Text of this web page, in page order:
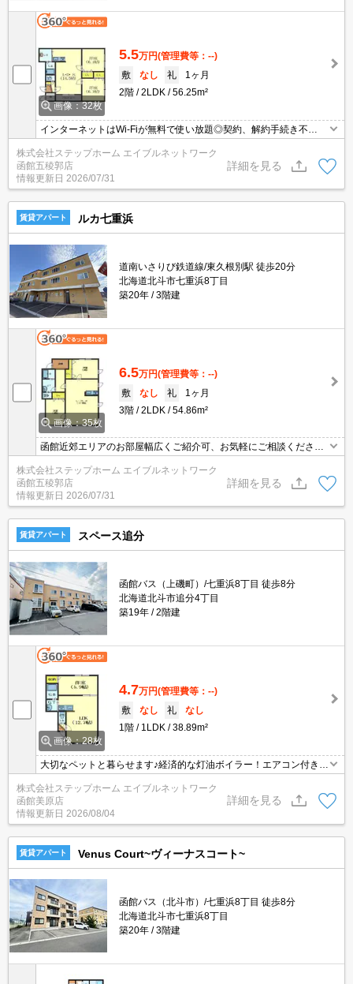
画像：32枚
5.5万円(管理費等：--)
敷
なし 礼
1ヶ月
2階
2LDK 56.25m²
インターネットはWi-Fiが無料で使い放題◎契約、解約手続き不
要！！最近は必須条件にする方も多いエアコン付きで暑い日も快適
☆彡大切な家族の一員、ペットと暮らせるお部屋です（犬or猫1匹
可）。
株式会社ステップホーム エイブルネットワーク
函館五稜郭店
情報更新日 2026/07/31
詳細を見る
賃貸アパート ルカ七重浜
道南いさりび鉄道線/東久根別駅 徒歩20分
北海道北斗市七重浜8丁目
築20年
3階建
画像：35枚
6.5万円(管理費等：--)
敷
なし 礼
1ヶ月
3階
2LDK 54.86m²
函館近郊エリアのお部屋幅広くご紹介可、お気軽にご相談くださ
ターネット無料！スーパー・コンビニ徒歩圏内でお買い物便利な立
地です♪
株式会社ステップホーム エイブルネットワーク
函館五稜郭店
情報更新日 2026/07/31
詳細を見る
賃貸アパート スペース追分
函館バス（上磯町）/七重浜8丁目 徒歩8分
北海道北斗市追分4丁目
築19年
2階建
画像：28枚
4.7万円(管理費等：--)
敷
なし 礼
なし
1階
1LDK 38.89m²
大切なペットと暮らせます♪経済的な灯油ボイラー！エアコン付き♪
インターネット無料☆
株式会社ステップホーム エイブルネットワーク
函館美原店
情報更新日 2026/08/04
詳細を見る
賃貸アパート Venus Court~ヴィーナスコート~
函館バス（北斗市）/七重浜8丁目 徒歩8分
北海道北斗市七重浜8丁目
築20年
3階建